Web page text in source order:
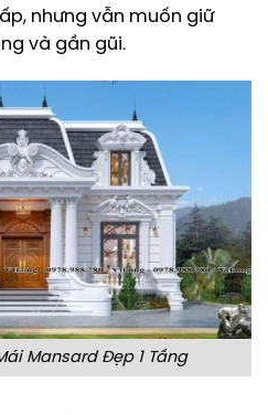
nhưng vẫn muốn giữ
và gần gũi.
Mansard Đẹp 1 Tầng